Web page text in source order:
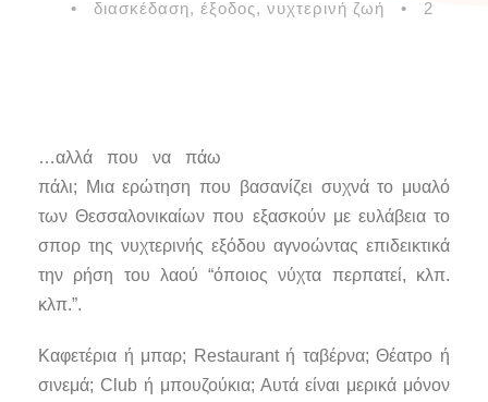
•
διασκέδαση, έξοδος, νυχτερινή ζωή • 2
…αλλά που να πάω
πάλι; Μια ερώτηση που βασανίζει συχνά το μυαλό
των Θεσσαλονικαίων που εξασκούν με ευλάβεια το
σπορ της νυχτερινής εξόδου αγνοώντας επιδεικτικά
την ρήση του λαού “όποιος νύχτα περπατεί, κλπ.
κλπ.”.
Καφετέρια ή μπαρ; Restaurant ή ταβέρνα; Θέατρο ή
σινεμά; Club ή μπουζούκια; Αυτά είναι μερικά μόνον